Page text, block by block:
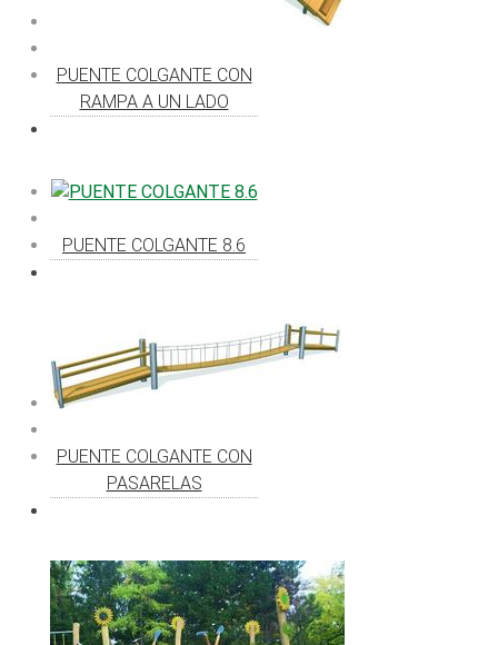
PUENTE COLGANTE CON
RAMPA A UN LADO
PUENTE COLGANTE 8.6
PUENTE COLGANTE CON
PASARELAS